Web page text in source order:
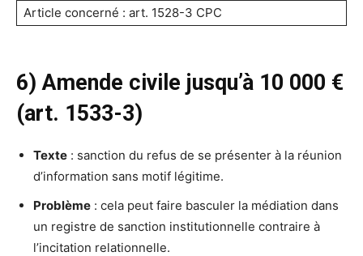
Article concerné : art. 1528-3 CPC
6) Amende civile jusqu’à 10 000 €
(art. 1533-3)
Texte : sanction du refus de se présenter à la réunion
d’information sans motif légitime.
Problème : cela peut faire basculer la médiation dans
un registre de sanction institutionnelle contraire à
l’incitation relationnelle.